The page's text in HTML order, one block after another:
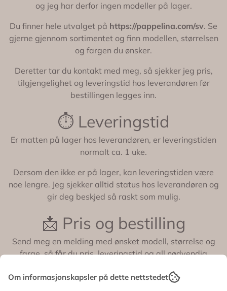
og jeg har derfor ingen modeller på lager.
Du finner hele utvalget på https://pappelina.com/sv. Se
gjerne gjennom sortimentet og finn modellen, størrelsen
og fargen du ønsker.
Deretter tar du kontakt med meg, så sjekker jeg pris,
tilgjengelighet og leveringstid hos leverandøren før
bestillingen legges inn.
⏱️ Leveringstid
Er matten på lager hos leverandøren, er leveringstiden
normalt ca. 1 uke.
Dersom den ikke er på lager, kan leveringstiden være
noe lengre. Jeg sjekker alltid status hos leverandøren og
gir deg beskjed så raskt som mulig.
📩 Pris og bestilling
Send meg en melding med ønsket modell, størrelse og
farge, så får du pris, leveringstid og all nødvendig
Om informasjonskapsler på dette nettstedet